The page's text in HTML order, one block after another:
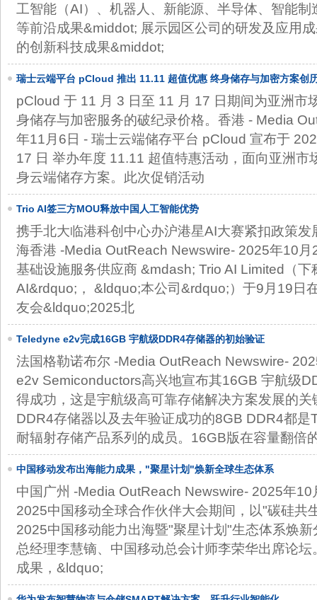
工智能（AI）、机器人、新能源、半导体、智能
等前沿成果&middot; 展示园区公司的研发及应用
的创新科技成果&middot;
瑞士云端平台 pCloud 推出 11.11 超值优惠 终身储存与加密方案创
pCloud 于 11 月 3 日至 11 月 17 日期间为亚洲市
身储存与加密服务的破纪录价格。香港 - Media
年11月6日 - 瑞士云端储存平台 pCloud 宣布于
17 日 举办年度 11.11 超值特惠活动，面向亚洲市
身云端储存方案。此次促销活动
Trio AI签三方MOU释放中国人工智能优势
携手北大临港科创中心办沪港星AI大赛紧扣政策
海香港 -Media OutReach Newswire- 2025年10月
基础设施服务供应商 &mdash; Trio AI Limited（下
AI&rdquo;， &ldquo;本公司&rdquo;）于9月19日
友会&ldquo;2025北
Teledyne e2v完成16GB 宇航级DDR4存储器的初始验证
法国格勒诺布尔 -Media OutReach Newswire-
e2v Semiconductors高兴地宣布其16GB 宇航级
得成功，这是宇航级高可靠存储解决方案发展的
DDR4存储器以及去年验证成功的8GB DDR4都
耐辐射存储产品系列的成员。16GB版在容量翻倍
中国移动发布出海能力成果，"聚星计划"焕新全球生态体系
中国广州 -Media OutReach Newswire- 2025年
2025中国移动全球合作伙伴大会期间，以"碳硅共
2025中国移动能力出海暨"聚星计划"生态体系焕
总经理李慧镝、中国移动总会计师李荣华出席论
成果，&ldquo;